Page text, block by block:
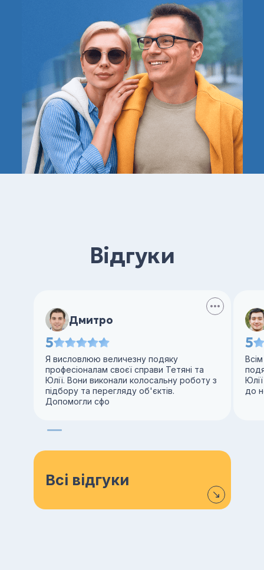
Відгуки
Дмитро
5
Я висловлюю величезну подяку
професіоналам своєї справи Тетяні та
Юлії. Вони виконали колосальну роботу з
підбору та перегляду об'єктів.
Допомогли сфо
5
до
Всі відгуки